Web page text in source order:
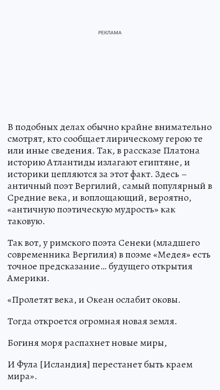
В подобных делах обычно крайне внимательно
смотрят, кто сообщает лирическому герою те
или иные сведения. Так, в рассказе Платона
историю Атлантиды излагают египтяне, и
историки цепляются за этот факт. Здесь –
античный поэт Вергилий, самый популярный в
Средние века, и воплощающий, вероятно,
«античную поэтическую мудрость» как
таковую.
Так вот, у римского поэта Сенеки (младшего
современника Вергилия) в поэме «Медея» есть
точное предсказание… будущего открытия
Америки.
«Пролетят века, и Океан ослабит оковы.
Тогда откроется огромная новая земля.
Богиня моря распахнет новые миры,
И Фула [Исландия] перестанет быть краем
мира».